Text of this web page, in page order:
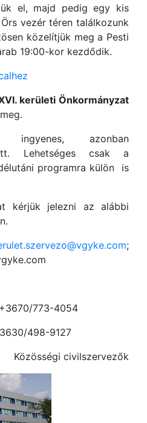
el, majd pedig egy kis
vezér téren találkozunk
közelítjük meg a Pesti
19:00-kor kezdődik.
kerületi Önkormányzat
ingyenes, azonban
Lehetséges csak a
programra külön is
kérjük jelezni az alábbi
;
+3670/773-4054
498-9127
Közösségi civilszervezők